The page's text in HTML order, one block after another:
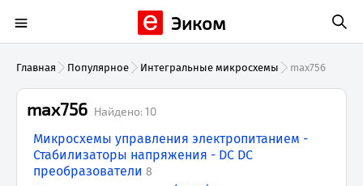
Эиком
Главная Популярное Интегральные микросхемы max756
max756 Найдено:10
Микросхемы управления электропитанием -
Стабилизаторы напряжения - DC DC
преобразователи 8